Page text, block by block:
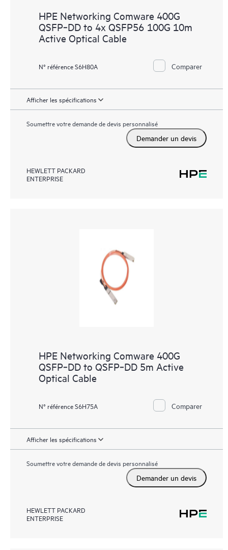
HPE Networking Comware 400G
QSFP‑DD to 4x QSFP56 100G 10m
Active Optical Cable
N° référence S6H80A Comparer
Afficher les spécifications
Soumettre votre demande de devis personnalisé
Demander un devis
HEWLETT PACKARD
ENTERPRISE
HPE Networking Comware 400G
QSFP‑DD to QSFP‑DD 5m Active
Optical Cable
N° référence S6H75A Comparer
Afficher les spécifications
Soumettre votre demande de devis personnalisé
Demander un devis
HEWLETT PACKARD
ENTERPRISE